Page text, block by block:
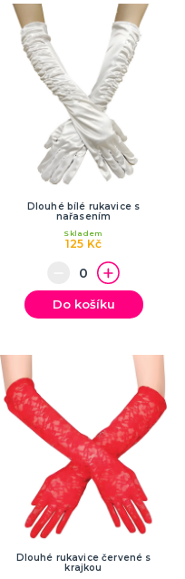
Dlouhé bílé rukavice s
nařasením
125 Kč
Skladem
Do košíku
Dlouhé rukavice červené s
krajkou